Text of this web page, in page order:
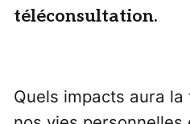
téléconsultation.
Quels impacts aura